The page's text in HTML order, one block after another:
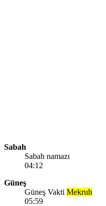
Sabah
Sabah namazı
04:12
Güneş
Güneş Vakti Mekruh
05:59